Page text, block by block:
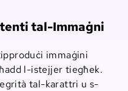
tal-Immaġni
immaġini
l-istejjer tiegħek.
tal-karattri u s-